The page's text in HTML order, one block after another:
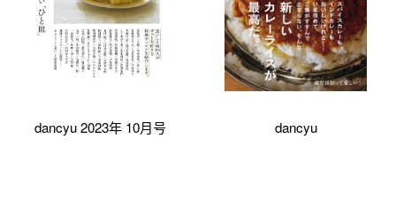
dancyu 2023年 10月号 dancyu